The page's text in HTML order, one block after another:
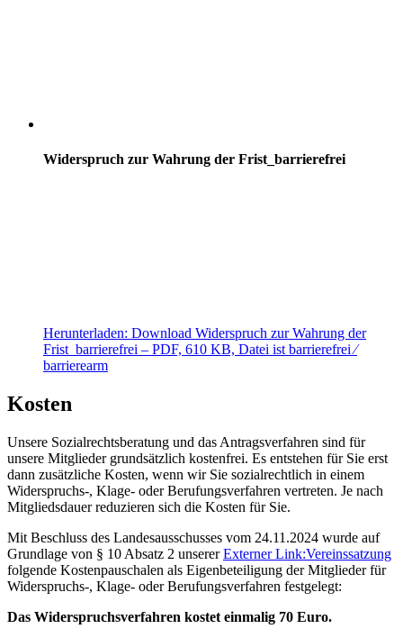
Widerspruch zur Wahrung der Frist_barrierefrei
Herunterladen: Download Widerspruch zur Wahrung der
Frist_barrierefrei – PDF, 610 KB, Datei ist barrierefrei ⁄
barrierearm
Kosten
Unsere Sozialrechtsberatung und das Antragsverfahren sind für
unsere Mitglieder grundsätzlich kostenfrei. Es entstehen für Sie erst
dann zusätzliche Kosten, wenn wir Sie sozialrechtlich in einem
Widerspruchs-, Klage- oder Berufungsverfahren vertreten. Je nach
Mitgliedsdauer reduzieren sich die Kosten für Sie.
Mit Beschluss des Landesausschusses vom 24.11.2024 wurde auf
Grundlage von § 10 Absatz 2 unsererExterner Link:Vereinssatzung
folgende Kostenpauschalen als Eigenbeteiligung der Mitglieder für
Widerspruchs-, Klage- oder Berufungsverfahren festgelegt:
Das Widerspruchsverfahren kostet einmalig 70 Euro.